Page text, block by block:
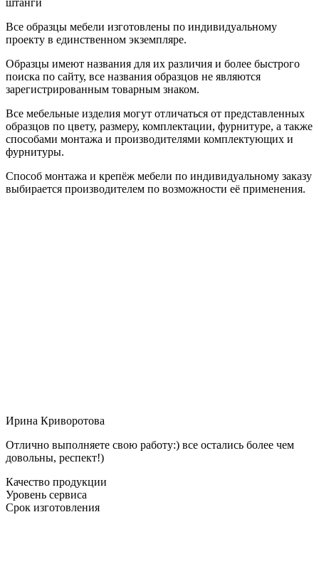
Все образцы мебели изготовлены по индивидуальному
проекту в единственном экземпляре.
Образцы имеют названия для их различия и более быстрого
поиска по сайту, все названия образцов не являются
зарегистрированным товарным знаком.
Все мебельные изделия могут отличаться от представленных
образцов по цвету, размеру, комплектации, фурнитуре, а также
способами монтажа и производителями комплектующих и
фурнитуры.
Способ монтажа и крепёж мебели по индивидуальному заказу
выбирается производителем по возможности её применения.
Ирина Криворотова
Отлично выполняете свою работу:) все остались более чем
довольны, респект!)
Качество продукции
Уровень сервиса
Срок изготовления